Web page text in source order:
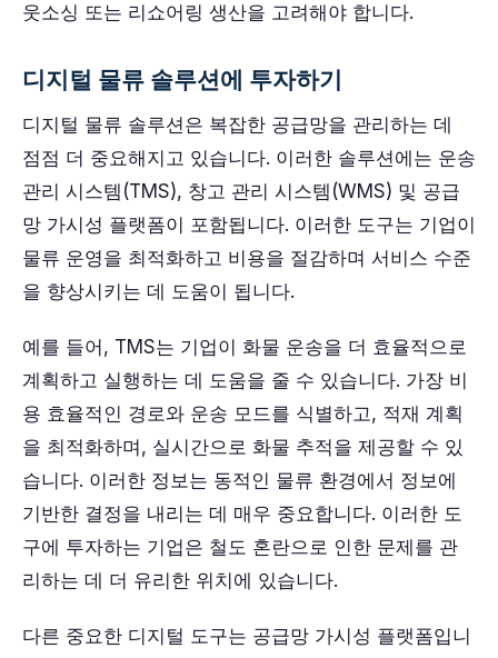
웃소싱 또는 리쇼어링 생산을 고려해야 합니다.
디지털 물류 솔루션에 투자하기
디지털 물류 솔루션은 복잡한 공급망을 관리하는 데
점점 더 중요해지고 있습니다. 이러한 솔루션에는 운송
관리 시스템(TMS), 창고 관리 시스템(WMS) 및 공급
망 가시성 플랫폼이 포함됩니다. 이러한 도구는 기업이
물류 운영을 최적화하고 비용을 절감하며 서비스 수준
을 향상시키는 데 도움이 됩니다.
예를 들어, TMS는 기업이 화물 운송을 더 효율적으로
계획하고 실행하는 데 도움을 줄 수 있습니다. 가장 비
용 효율적인 경로와 운송 모드를 식별하고, 적재 계획
을 최적화하며, 실시간으로 화물 추적을 제공할 수 있
습니다. 이러한 정보는 동적인 물류 환경에서 정보에
기반한 결정을 내리는 데 매우 중요합니다. 이러한 도
구에 투자하는 기업은 철도 혼란으로 인한 문제를 관
리하는 데 더 유리한 위치에 있습니다.
다른 중요한 디지털 도구는 공급망 가시성 플랫폼입니